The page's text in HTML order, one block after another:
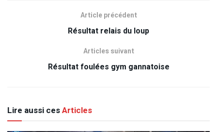
Article précédent
Résultat relais du loup
Articles suivant
Résultat foulées gym gannatoise
Lire aussi cesArticles